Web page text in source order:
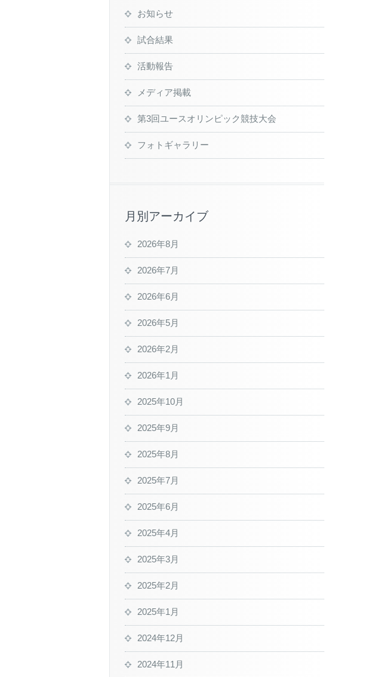
お知らせ
試合結果
活動報告
メディア掲載
第3回ユースオリンピック競技大会
フォトギャラリー
月別アーカイブ
2026年8月
2026年7月
2026年6月
2026年5月
2026年2月
2026年1月
2025年10月
2025年9月
2025年8月
2025年7月
2025年6月
2025年4月
2025年3月
2025年2月
2025年1月
2024年12月
2024年11月